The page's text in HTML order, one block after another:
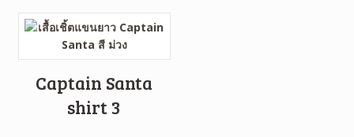
Captain Santa
shirt 3